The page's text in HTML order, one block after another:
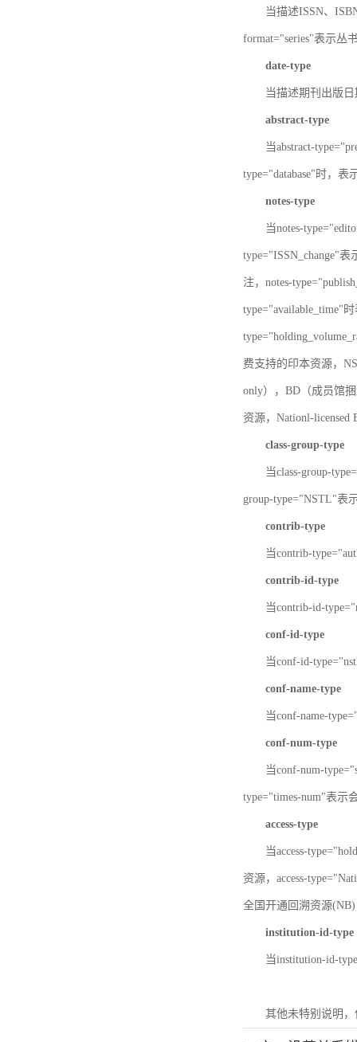
当描述ISSN、
format="series"表示丛
date-type
当描述期刊出版日
abstract-type
当abstract-
type="database"时，表
notes-type
当notes-
type="ISSN_change"
注，notes-
type="available_time"
费支持的印本资源，
only），BD（成员馆
资源，Nationl-licensed
class-group-type
当class-group-
group-type="NSTL"表
contrib-type
当contrib-
contrib-id-type
当contrib-id-
conf-id-type
当conf-id-
conf-name-type
当conf-name-
conf-num-type
当conf-num-
type="times-num"表示
access-type
当access-
资源，access-
全国开通回溯资源(NB)
institution-id-type
当institution-id-
其他未特别说明